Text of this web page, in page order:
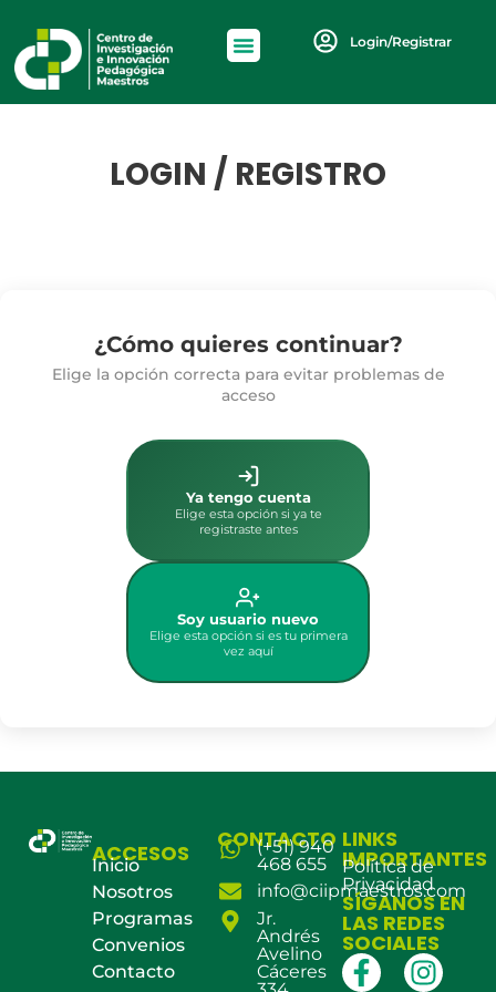
Login/Registrar
LOGIN / REGISTRO
¿Cómo quieres continuar?
Elige la opción correcta para evitar problemas de
acceso
Ya tengo cuenta
Elige esta opción si ya te
registraste antes
Soy usuario nuevo
Elige esta opción si es tu primera
vez aquí
ACCESOS
Inicio
Nosotros
Programas
Convenios
Contacto
CONTACTO
(+51) 940
468 655
info@ciipmaestros.com
Jr.
Andrés
Avelino
Cáceres
LINKS
IMPORTANTES
Política de
Privacidad
SÍGANOS EN
LAS REDES
SOCIALES